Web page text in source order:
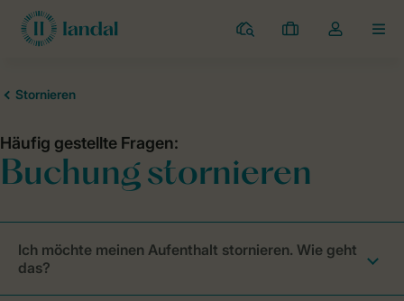
Campingplätze
Meine
Dropdown-
Ich möchte meinen Aufenthalt stornieren. Wie geht
das?